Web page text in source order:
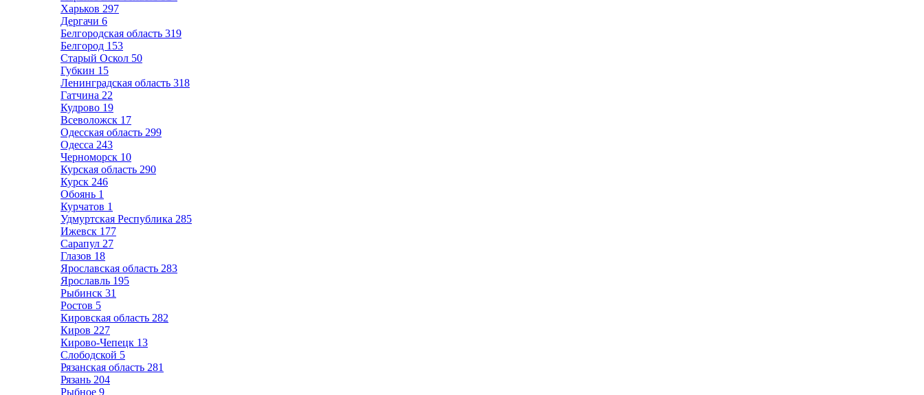
Харьков 297
Дергачи 6
Белгородская область 319
Белгород 153
Старый Оскол 50
Губкин 15
Ленинградская область 318
Гатчина 22
Кудрово 19
Всеволожск 17
Одесская область 299
Одесса 243
Черноморск 10
Курская область 290
Курск 246
Обоянь 1
Курчатов 1
Удмуртская Республика 285
Ижевск 177
Сарапул 27
Глазов 18
Ярославская область 283
Ярославль 195
Рыбинск 31
Ростов 5
Кировская область 282
Киров 227
Кирово-Чепецк 13
Слободской 5
Рязанская область 281
Рязань 204
Рыбное 9